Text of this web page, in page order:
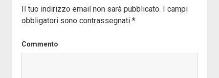
Il tuo indirizzo email non sarà pubblicato. I campi
obbligatori sono contrassegnati *
Commento